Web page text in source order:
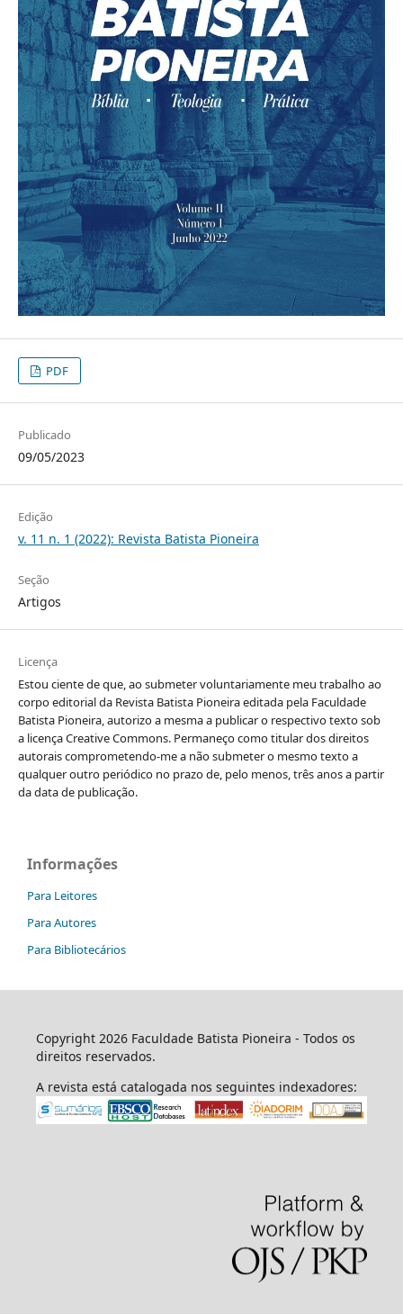
PDF
Publicado
09/05/2023
Edição
v. 11 n. 1 (2022): Revista Batista Pioneira
Seção
Artigos
Licença
Estou ciente de que, ao submeter voluntariamente meu trabalho ao
corpo editorial da Revista Batista Pioneira editada pela Faculdade
Batista Pioneira, autorizo a mesma a publicar o respectivo texto sob
a licença Creative Commons. Permaneço como titular dos direitos
autorais comprometendo-me a não submeter o mesmo texto a
qualquer outro periódico no prazo de, pelo menos, três anos a partir
da data de publicação.
Informações
Para Leitores
Para Autores
Para Bibliotecários
Copyright 2026 Faculdade Batista Pioneira - Todos os
direitos reservados.
A revista está catalogada nos seguintes indexadores: